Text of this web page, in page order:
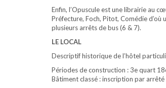
Enfin, l’Opuscule est une librairie au
Préfecture, Foch, Pitot, Comédie d’où
plusieurs arrêts de bus (6 & 7).
LE LOCAL
Descriptif historique de l’hôtel
Périodes de construction : 3e quart
Bâtiment classé : inscription par